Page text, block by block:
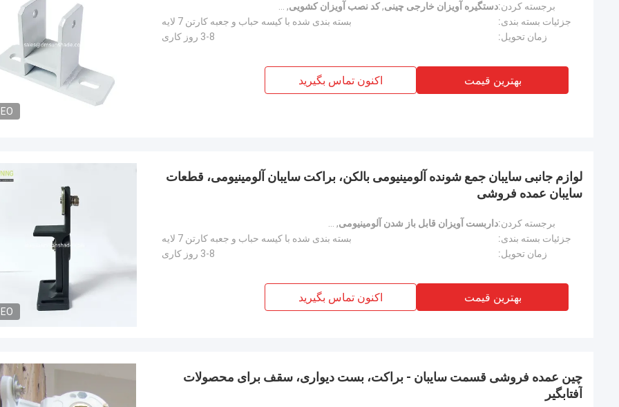
برجسته کردن:دستگیره آویزان خارجی چینی,کد نصب آویزان کشویی,
جزئیات بسته بندی:
بسته بندی شده با کیسه حباب و جعبه کارتن 7 لایه
زمان تحویل:
3-8 روز کاری
بهترین قیمت اکنون تماس بگیرید
لوازم جانبی سایبان جمع شونده آلومینیومی بالکن، براکت سایبان آلومینیومی، قطعات
سایبان عمده فروشی
برجسته کردن:داربست آویزان قابل باز شدن آلومینیومی,
لوازم جانبی آویزان بالکن از آلومینیوم
جزئیات بسته بندی:
بسته بندی شده با کیسه حباب و جعبه کارتن 7 لایه
زمان تحویل:
3-8 روز کاری
بهترین قیمت اکنون تماس بگیرید
چین عمده فروشی قسمت سایبان - براکت، بست دیواری، سقف برای محصولات
آفتابگیر